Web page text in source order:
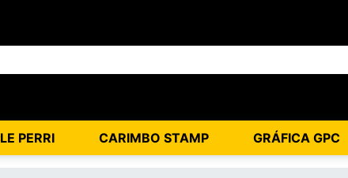
LE PERRI CARIMBO STAMP GRÁFICA GPC